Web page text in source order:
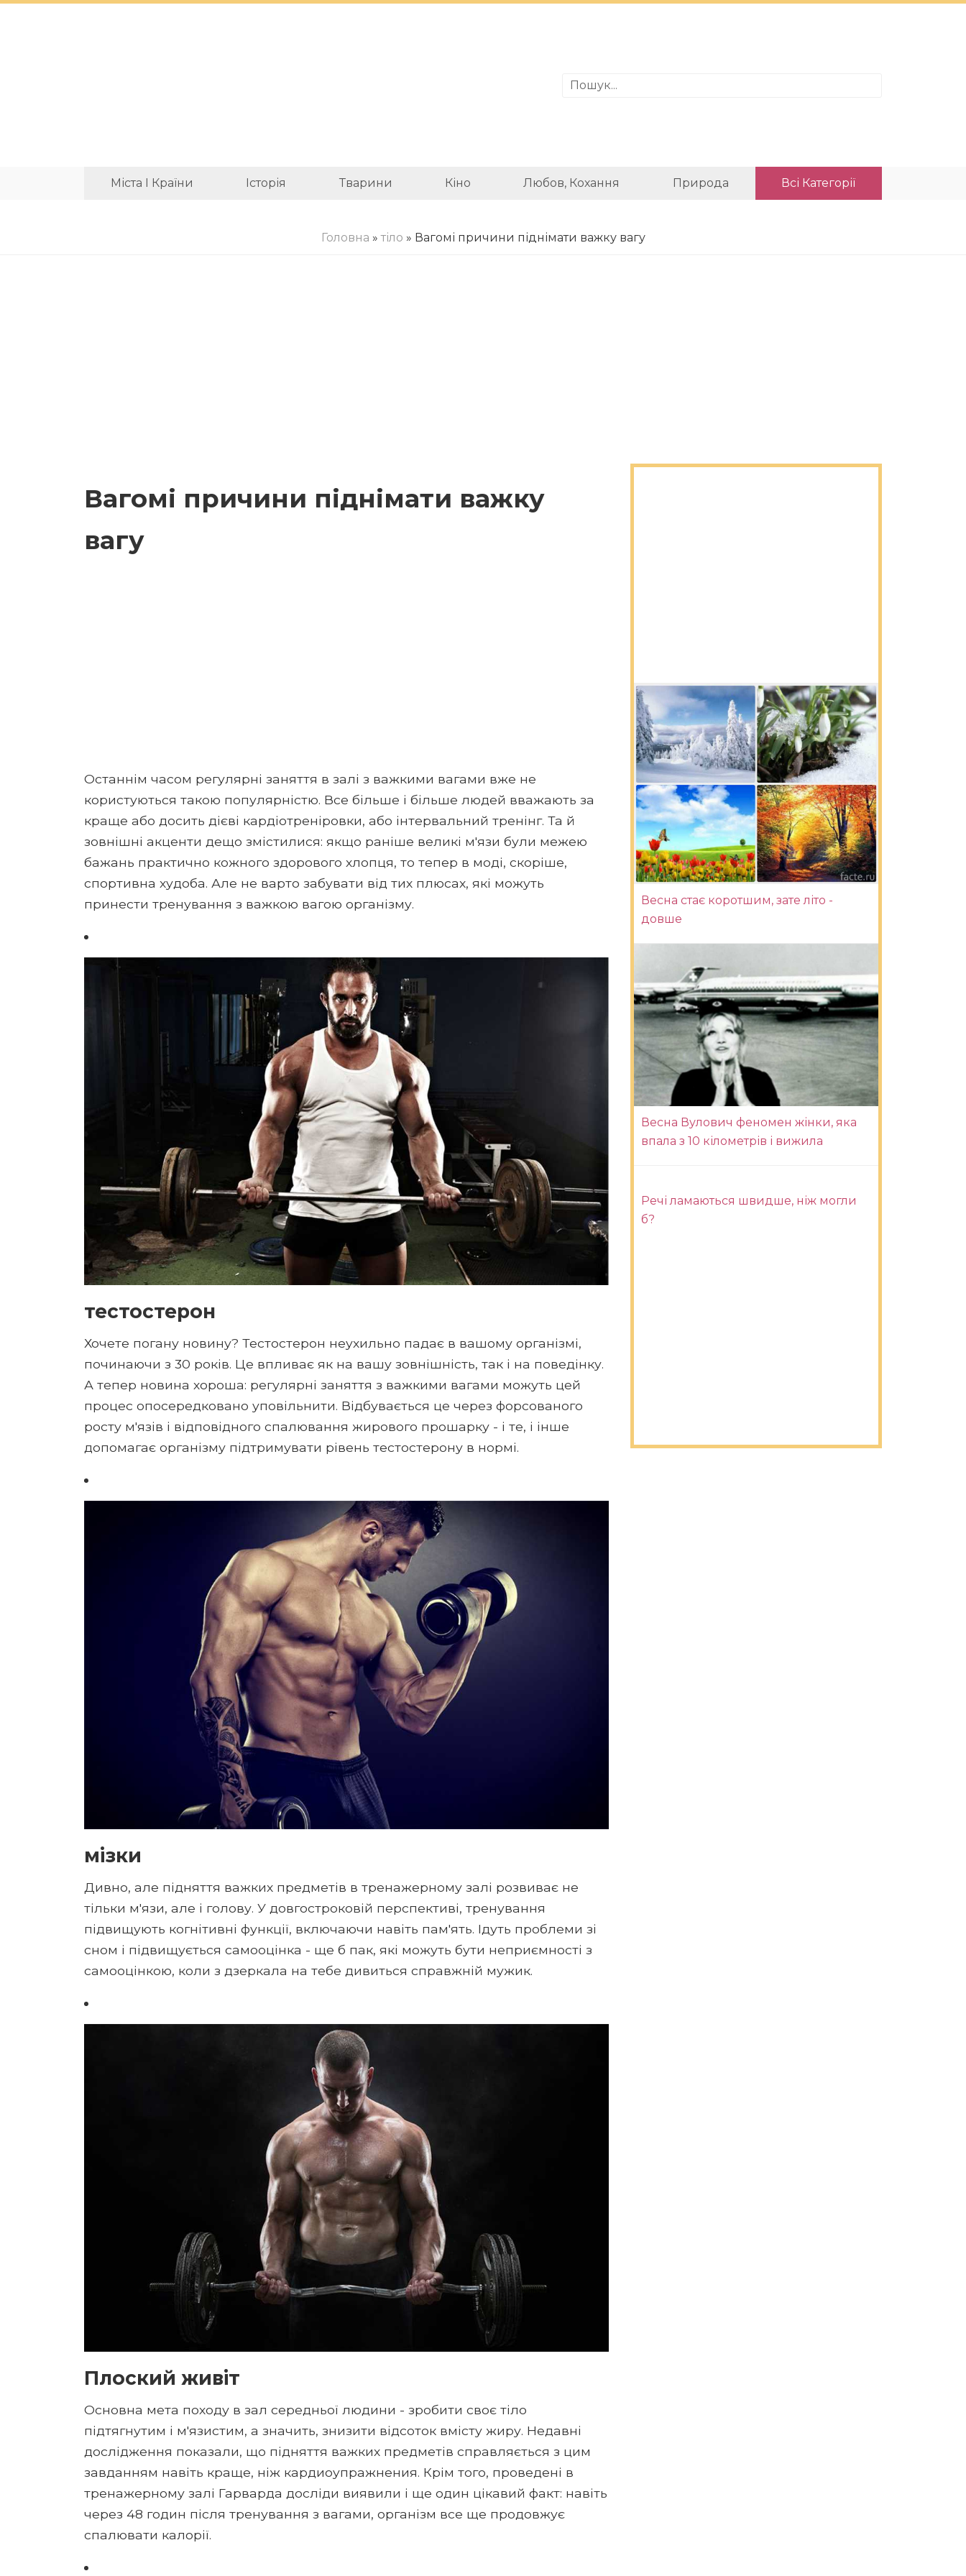
Міста І Країни Історія Тварини Кіно Любов, Кохання Природа Всі Категорії
Головна »тіло » Вагомі причини піднімати важку вагу
Вагомі причини піднімати важку
вагу
Останнім часом регулярні заняття в залі з важкими вагами вже не
користуються такою популярністю. Все більше і більше людей вважають за
краще або досить дієві кардіотреніровки, або інтервальний тренінг. Та й
зовнішні акценти дещо змістилися: якщо раніше великі м'язи були межею
бажань практично кожного здорового хлопця, то тепер в моді, скоріше,
спортивна худоба. Але не варто забувати від тих плюсах, які можуть
принести тренування з важкою вагою організму.
тестостерон
Хочете погану новину? Тестостерон неухильно падає в вашому організмі,
починаючи з 30 років. Це впливає як на вашу зовнішність, так і на поведінку.
А тепер новина хороша: регулярні заняття з важкими вагами можуть цей
процес опосередковано уповільнити. Відбувається це через форсованого
росту м'язів і відповідного спалювання жирового прошарку - і те, і інше
допомагає організму підтримувати рівень тестостерону в нормі.
мізки
Дивно, але підняття важких предметів в тренажерному залі розвиває не
тільки м'язи, але і голову. У довгостроковій перспективі, тренування
підвищують когнітивні функції, включаючи навіть пам'ять. Ідуть проблеми зі
сном і підвищується самооцінка - ще б пак, які можуть бути неприємності з
самооцінкою, коли з дзеркала на тебе дивиться справжній мужик.
Плоский живіт
Основна мета походу в зал середньої людини - зробити своє тіло
підтягнутим і м'язистим, а значить, знизити відсоток вмісту жиру. Недавні
дослідження показали, що підняття важких предметів справляється з цим
завданням навіть краще, ніж кардиоупражнения. Крім того, проведені в
тренажерному залі Гарварда досліди виявили і ще один цікавий факт: навіть
через 48 годин після тренування з вагами, організм все ще продовжує
спалювати калорії.
Весна стає коротшим, зате літо -
довше
Весна Вулович феномен жінки, яка
впала з 10 кілометрів і вижила
Речі ламаються швидше, ніж могли
б?